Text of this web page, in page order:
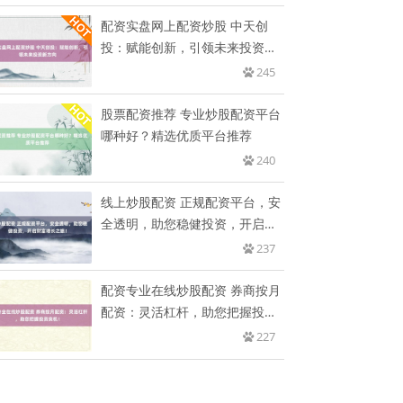
配资实盘网上配资炒股 中天创
投：赋能创新，引领未来投资新
245
股票配资推荐 专业炒股配资平台
哪种好？精选优质平台推荐
240
线上炒股配资 正规配资平台，安
全透明，助您稳健投资，开启财
237
配资专业在线炒股配资 券商按月
配资：灵活杠杆，助您把握投资
227